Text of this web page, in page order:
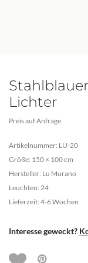
Lichter
Preis auf Anfrage
Artikelnummer: LU-20
Größe: 150 × 100 cm
Hersteller: Lu Murano
Leuchten: 24
Lieferzeit: 4-6 Wochen
Interesse geweckt?